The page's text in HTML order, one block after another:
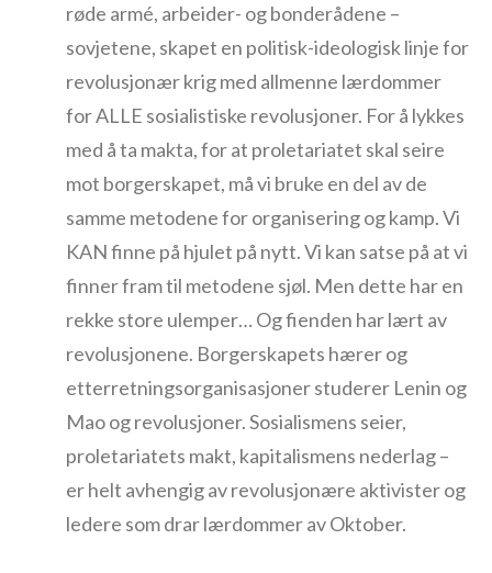
røde armé, arbeider- og bonderådene –
sovjetene, skapet en politisk-ideologisk linje for
revolusjonær krig med allmenne lærdommer
for ALLE sosialistiske revolusjoner. For å lykkes
med å ta makta, for at proletariatet skal seire
mot borgerskapet, må vi bruke en del av de
samme metodene for organisering og kamp. Vi
KAN finne på hjulet på nytt. Vi kan satse på at vi
finner fram til metodene sjøl. Men dette har en
rekke store ulemper… Og fienden har lært av
revolusjonene. Borgerskapets hærer og
etterretningsorganisasjoner studerer Lenin og
Mao og revolusjoner. Sosialismens seier,
proletariatets makt, kapitalismens nederlag –
er helt avhengig av revolusjonære aktivister og
ledere som drar lærdommer av Oktober.